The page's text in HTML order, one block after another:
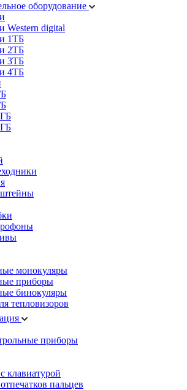
оборудование
Western digital
1ТБ
2ТБ
3ТБ
4ТБ
монокуляры
приборы
бинокуляры
тепловизоров
приборы
клавиатурой
пальцев